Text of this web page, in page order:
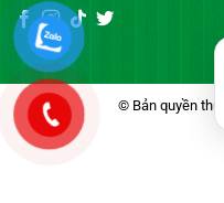
© Bản quyền